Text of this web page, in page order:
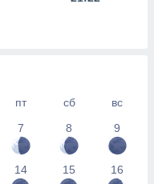
пт сб
вс
7 8 9
14 15 16